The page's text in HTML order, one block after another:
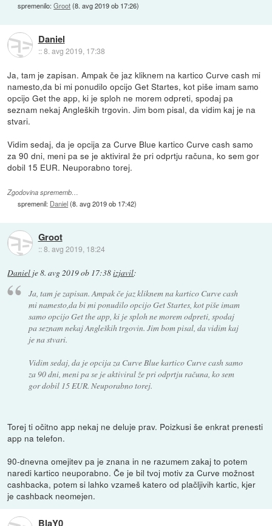
spremenilo:Groot(8. avg 2019 ob 17:26)
Daniel
::8. avg 2019, 17:38
Ja, tam je zapisan. Ampak če jaz kliknem na kartico Curve cash mi
namesto,da bi mi ponudilo opcijo Get Startes, kot piše imam samo
opcijo Get the app, ki je sploh ne morem odpreti, spodaj pa
seznam nekaj Angleških trgovin. Jim bom pisal, da vidim kaj je na
stvari.
Vidim sedaj, da je opcija za Curve Blue kartico Curve cash samo
za 90 dni, meni pa se je aktiviral že pri odprtju računa, ko sem gor
dobil 15 EUR. Neuporabno torej.
Zgodovina sprememb…
spremenil: Daniel(8. avg 2019 ob 17:42)
Groot
::8. avg 2019, 18:24
Daniel je8. avg 2019 ob 17:38izjavil:
Ja, tam je zapisan. Ampak če jaz kliknem na kartico Curve cash
mi namesto,da bi mi ponudilo opcijo Get Startes, kot piše imam
samo opcijo Get the app, ki je sploh ne morem odpreti, spodaj
pa seznam nekaj Angleških trgovin. Jim bom pisal, da vidim kaj
je na stvari.
Vidim sedaj, da je opcija za Curve Blue kartico Curve cash samo
za 90 dni, meni pa se je aktiviral že pri odprtju računa, ko sem
gor dobil 15 EUR. Neuporabno torej.
Torej ti očitno app nekaj ne deluje prav. Poizkusi še enkrat prenesti
app na telefon.
90-dnevna omejitev pa je znana in ne razumem zakaj to potem
naredi kartico neuporabno. Če je bil tvoj motiv za Curve možnost
cashbacka, potem si lahko vzameš katero od plačljivih kartic, kjer
je cashback neomejen.
BlaY0